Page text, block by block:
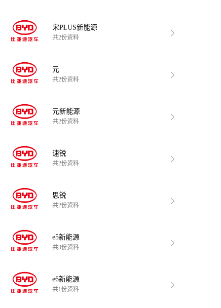
宋PLUS新能源
共2份资料
元
共2份资料
元新能源
共2份资料
速锐
共2份资料
思锐
共2份资料
e5新能源
共3份资料
e6新能源
共1份资料